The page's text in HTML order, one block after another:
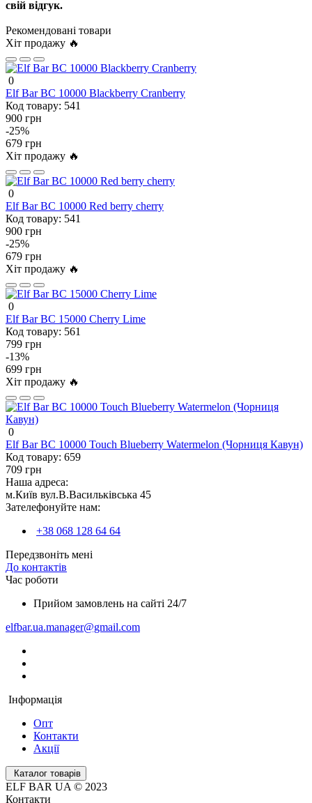
свій відгук.
Рекомендовані товари
Хіт продажу 🔥
0
Elf Bar BC 10000 Blackberry Cranberry
Код товару: 541
900 грн
-25%
679 грн
Хіт продажу 🔥
0
Elf Bar BC 10000 Red berry cherry
Код товару: 541
900 грн
-25%
679 грн
Хіт продажу 🔥
0
Elf Bar BC 15000 Cherry Lime
Код товару: 561
799 грн
-13%
699 грн
Хіт продажу 🔥
0
Elf Bar BC 10000 Touch Blueberry Watermelon (Чорниця Кавун)
Код товару: 659
709 грн
Наша адреса:
м.Київ вул.В.Васильківська 45
Зателефонуйте нам:
+38 068 128 64 64
Передзвоніть мені
До контактів
Час роботи
Прийом замовлень на сайті 24/7
elfbar.ua.manager@gmail.com
Інформація
Опт
Контакти
Акції
Каталог товарів
ELF BAR UA © 2023
Контакти